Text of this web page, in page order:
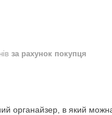
за рахунок покупця
органайзер, в який